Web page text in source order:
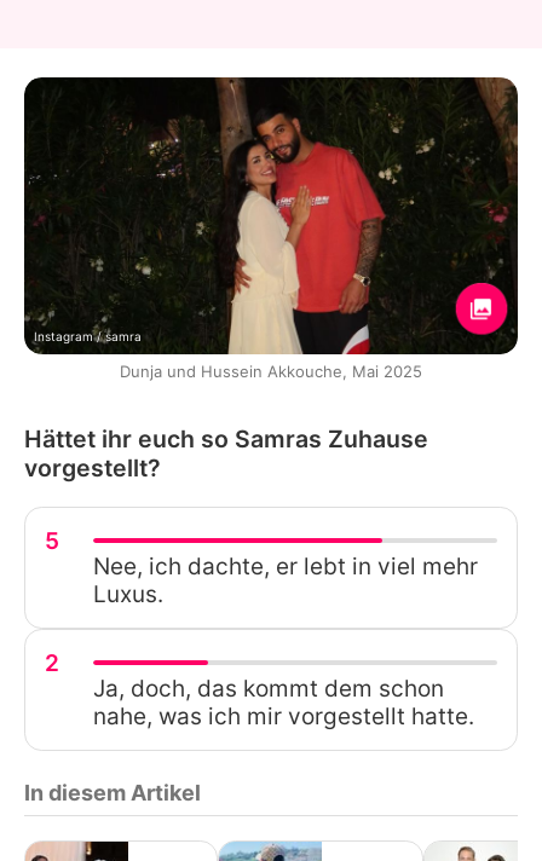
Instagram / samra
Dunja und Hussein Akkouche, Mai 2025
Hättet ihr euch so Samras Zuhause
vorgestellt?
5
Nee, ich dachte, er lebt in viel mehr
Luxus.
2
Ja, doch, das kommt dem schon
nahe, was ich mir vorgestellt hatte.
In diesem Artikel